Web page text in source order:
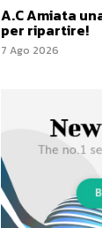
A.C Amiata
per ripartire!
7 Ago 2026